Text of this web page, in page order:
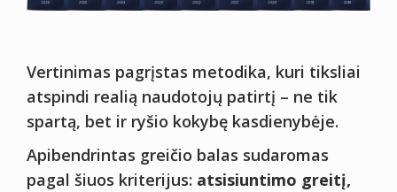
Vertinimas pagrįstas metodika, kuri tiksliai
atspindi realią naudotojų patirtį – ne tik
spartą, bet ir ryšio kokybę kasdienybėje.
Apibendrintas greičio balas sudaromas
pagal šiuos kriterijus: atsisiuntimo greitį,